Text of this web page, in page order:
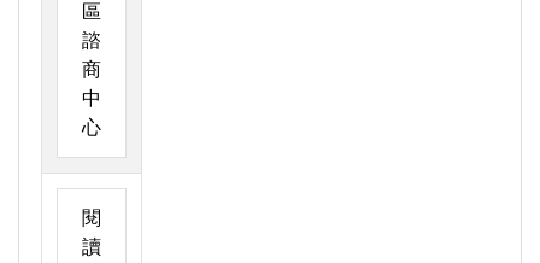
區
諮
商
中
心
閱
讀